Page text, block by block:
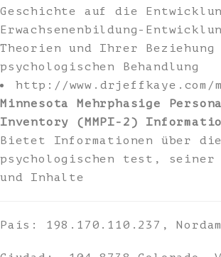
Geschichte auf die
Erwachsenenbildung-
Theorien und Ihrer Beziehung
psychologischen Behandlung
http://www.drjeffkaye.com/
Minnesota Mehrphasige
Inventory (MMPI-2)
Bietet Informationen über die
psychologischen test, seiner
und Inhalte
País: 198.170.110.237,